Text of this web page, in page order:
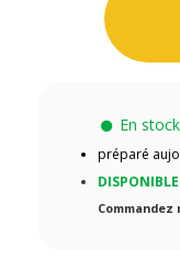
En stock
préparé
DISPONIBLE